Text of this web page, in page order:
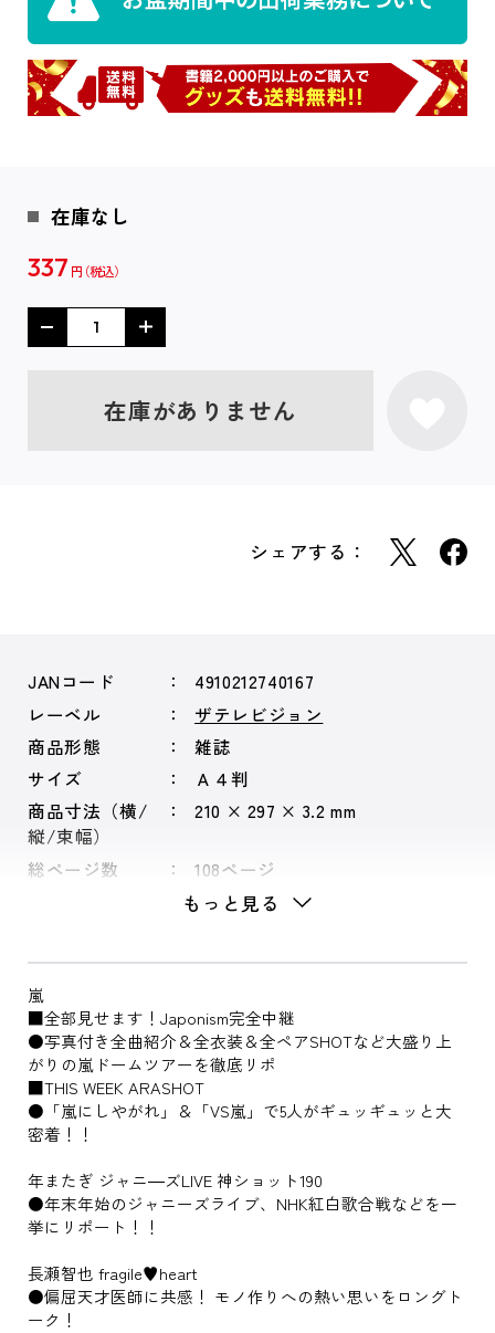
在庫なし
337 円
在庫がありません
シェアする：
JANコード
4910212740167
レーベル
ザテレビジョン
商品形態
雑誌
サイズ
Ａ４判
商品寸法（横/
縦/束幅）
210 × 297 × 3.2 mm
総ページ数 108ページ
もっと見る
嵐
■全部見せます！Japonism完全中継
●写真付き全曲紹介＆全衣装＆全ペアSHOTなど大盛り上
がりの嵐ドームツアーを徹底リポ
■THIS WEEK ARASHOT
●「嵐にしやがれ」＆「VS嵐」で5人がギュッギュッと大
密着！！
年またぎ ジャニ―ズLIVE 神ショット190
●年末年始のジャニーズライブ、NHK紅白歌合戦などを一
挙にリポート！！
長瀬智也 fragile♥heart
●偏屈天才医師に共感！ モノ作りへの熱い思いをロングト
ーク！